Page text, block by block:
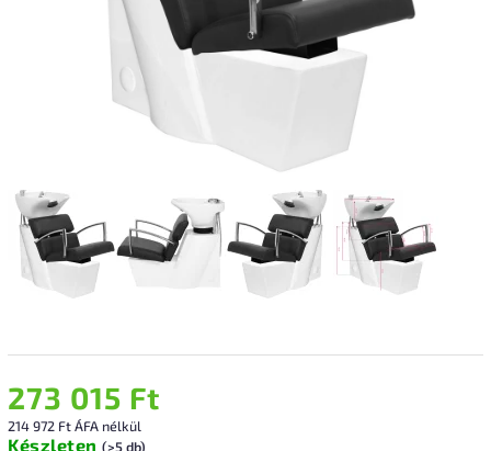
273 015 Ft
214 972 Ft ÁFA nélkül
Készleten (>5 db)